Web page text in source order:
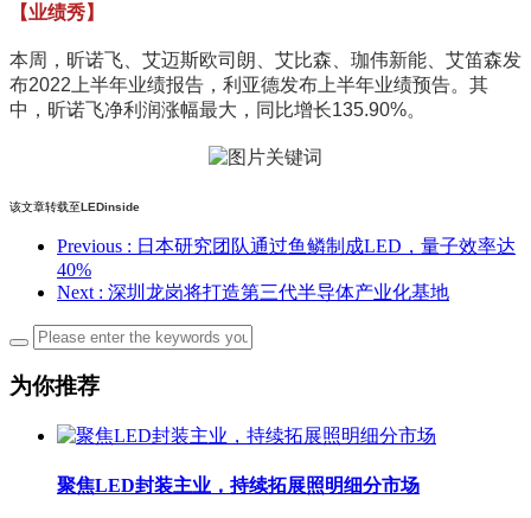
【业绩秀】
本周，昕诺飞、艾迈斯欧司朗、艾比森、珈伟新能、艾笛森发
布2022上半年业绩报告，利亚德发布上半年业绩预告。其
中，昕诺飞净利润涨幅最大，同比增长135.90%。
该文章转载至LEDinside
Previous : 日本研究团队通过鱼鳞制成LED，量子效率达
40%
Next : 深圳龙岗将打造第三代半导体产业化基地
为你推荐
聚焦LED封装主业，持续拓展照明细分市场